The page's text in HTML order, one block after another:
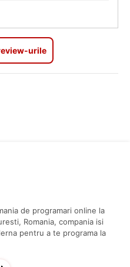
urile
de programari online la
Romania, compania isi
pentru a te programa la